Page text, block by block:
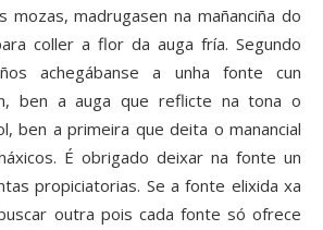
madrugasen na mañanciña do
coller a flor da auga fría. Segundo
achegábanse a unha fonte cun
ben a auga que reflicte na tona o
ben a primeira que deita o manancial
É obrigado deixar na fonte un
propiciatorias. Se a fonte elixida xa
outra pois cada fonte só ofrece